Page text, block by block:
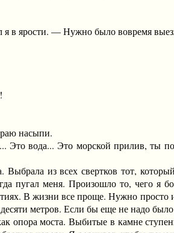
ярости. — Нужно было вовремя
насыпи.
вода... Это морской прилив, ты
из всех свертков тот,
пугал меня. Произошло то, чего я
В жизни все проще. Нужно просто
метров. Если бы еще не надо было
моста. Выбитые в камне